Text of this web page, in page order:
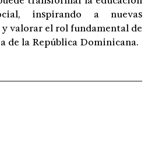
inspirando a nuevas
y valorar el rol fundamental de
de la República Dominicana.